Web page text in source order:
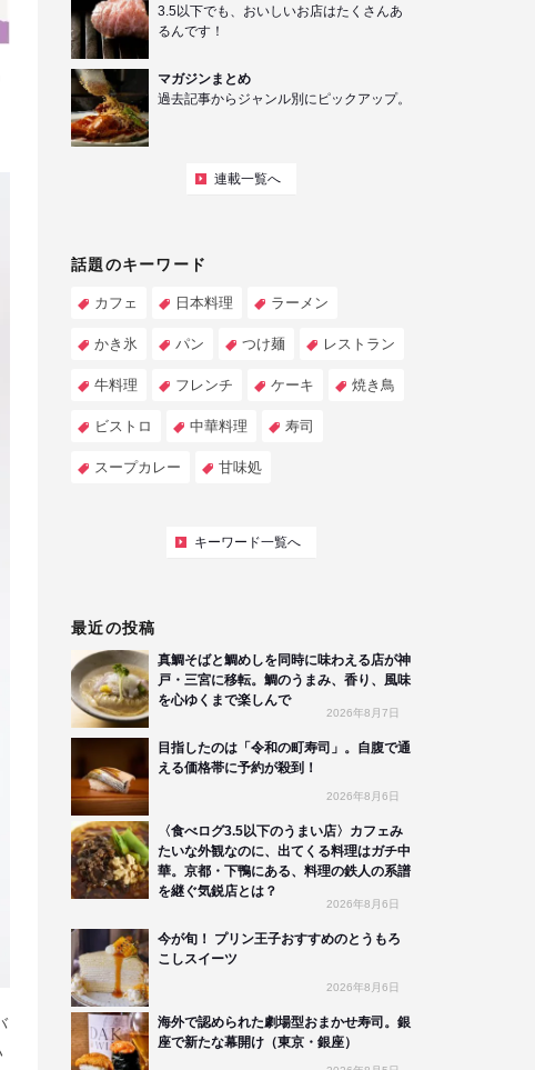
3.5以下でも、おいしいお店はたくさんあ
るんです！
マガジンまとめ
過去記事からジャンル別にピックアップ。
連載一覧へ
話題のキーワード
カフェ 日本料理 ラーメン
かき氷 パン つけ麺 レストラン
牛料理 フレンチ ケーキ 焼き鳥
ビストロ 中華料理 寿司
スープカレー 甘味処
キーワード一覧へ
最近の投稿
真鯛そばと鯛めしを同時に味わえる店が神
戸・三宮に移転。鯛のうまみ、香り、風味
を心ゆくまで楽しんで
2026年8月7日
目指したのは「令和の町寿司」。自腹で通
える価格帯に予約が殺到！
2026年8月6日
〈食べログ3.5以下のうまい店〉カフェみ
たいな外観なのに、出てくる料理はガチ中
華。京都・下鴨にある、料理の鉄人の系譜
を継ぐ気鋭店とは？
2026年8月6日
今が旬！ プリン王子おすすめのとうもろ
こしスイーツ
2026年8月6日
海外で認められた劇場型おまかせ寿司。銀
座で新たな幕開け（東京・銀座）